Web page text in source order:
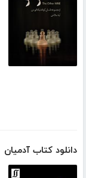
دانلود کتاب آدمیان